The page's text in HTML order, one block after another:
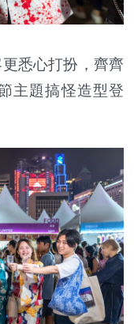
悉心打扮，齊齊
主題搞怪造型登